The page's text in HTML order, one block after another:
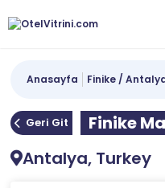
Anasayfa Finike /
Geri Git
Finike
Antalya, Turkey